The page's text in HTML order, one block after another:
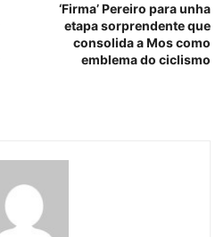
‘Firma’ Pereiro para unha
etapa sorprendente que
consolida a Mos como
emblema do ciclismo